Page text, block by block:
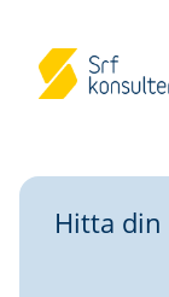
Hitta din